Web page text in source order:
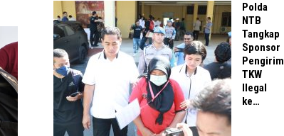
Polda
NTB
Tangkap
Sponsor
Pengirim
TKW
Ilegal
ke…